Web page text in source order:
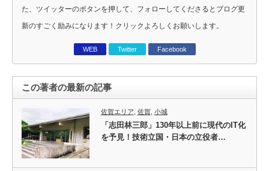
た、ツイッターのボタンを押して、フォローしてくださるとブログ更
新のすごく励みになります！クリックよろしくお願いします。
WEB Twitter Facebook
この著者の最新の記事
佐賀エリア 佐賀, 小城
「志田林三郎」130年以上前に現代のIT化
を予見！技術立国・日本の立役者…